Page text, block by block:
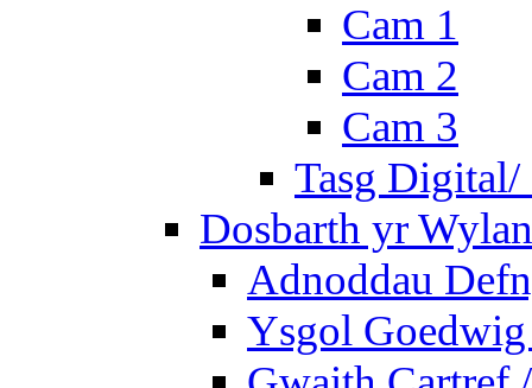
Cam 1
Cam 2
Cam 3
Tasg
Dosbarth yr
Adnoddau
Ysgol